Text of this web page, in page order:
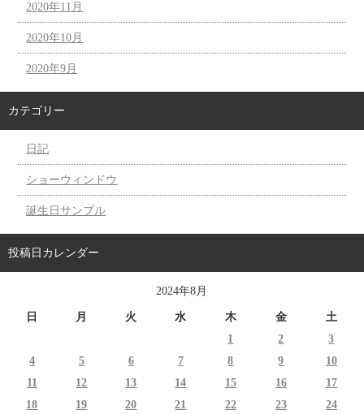
2020年11月
2020年10月
2020年9月
カテゴリー
日記
ショーウィンドウ
誕生日サンプル
投稿日カレンダー
2024年8月
日 月 火 水 木 金
土
1
2
3
4
5 6 7 8 9
10
11
12 13 14 15 16
17
18
19 20 21 22 23 24